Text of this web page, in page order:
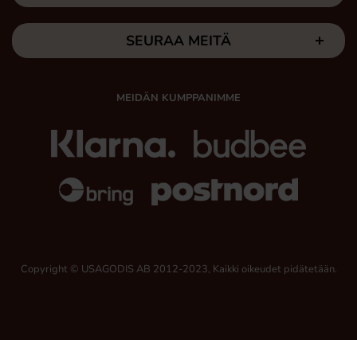
SEURAA MEITÄ
MEIDÄN KUMPPANIMME
Copyright © USAGODIS AB 2012-2023, Kaikki oikeudet pidätetään.